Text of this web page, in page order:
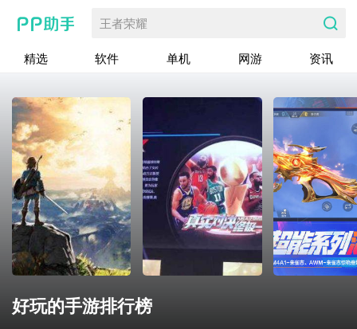
王者荣耀
精选 软件 单机 网游 资讯
好玩的手游排行榜